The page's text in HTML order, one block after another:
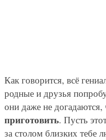
Как говорится, всё
родные и друзья
они даже не догадаются,
приготовить. Пусть
за столом близких тебе